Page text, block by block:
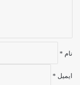
نام *
ایمیل *